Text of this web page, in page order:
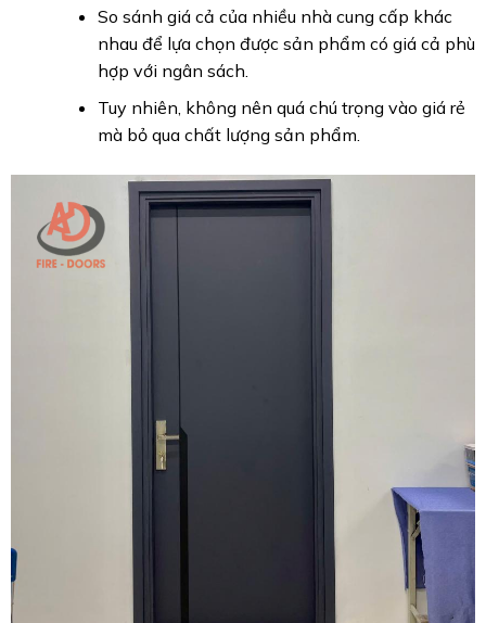
So sánh giá cả của nhiều nhà cung cấp khác
nhau để lựa chọn được sản phẩm có giá cả phù
hợp với ngân sách.
Tuy nhiên, không nên quá chú trọng vào giá rẻ
mà bỏ qua chất lượng sản phẩm.